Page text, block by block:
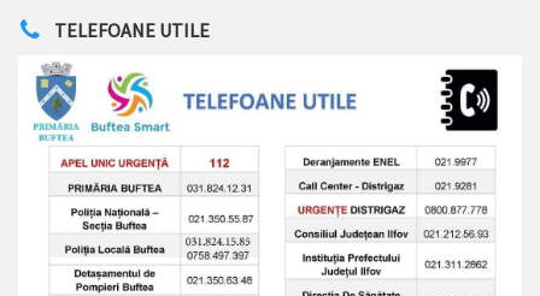
TELEFOANE UTILE